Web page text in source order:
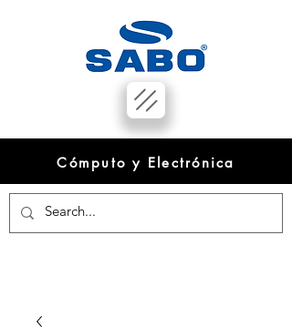
Cómputo y Electrónica